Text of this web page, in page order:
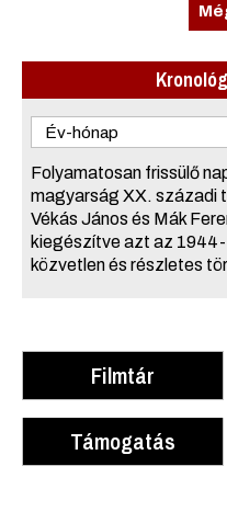
Filmtár
Támogatás
Folyamatosan frissülő
magyarság XX. századi
Vékás János és Mák
kiegészítve azt az
közvetlen és részletes